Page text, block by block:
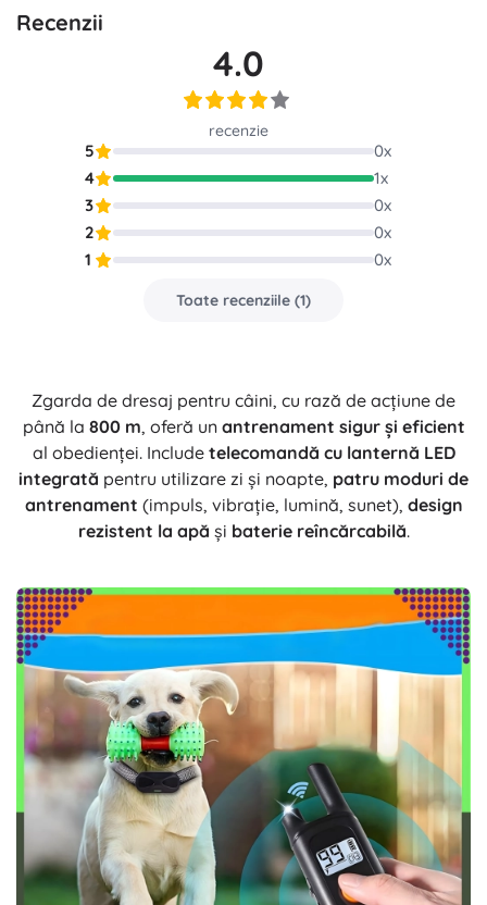
Recenzii
4.0
recenzie
5 0x
4
1x
3
0x
2
0x
1
0x
Toate recenziile (1)
Zgarda de dresaj pentru câini, cu rază de acțiune de
până la 800 m, oferă un antrenament sigur și eficient
al obedienței. Include telecomandă cu lanternă LED
integrată pentru utilizare zi și noapte, patru moduri de
antrenament (impuls, vibrație, lumină, sunet), design
rezistent la apă și baterie reîncărcabilă.